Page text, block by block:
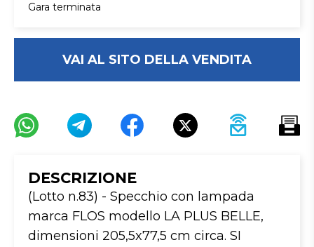
Gara terminata
VAI AL SITO DELLA VENDITA
DESCRIZIONE
(Lotto n.83) - Specchio con lampada
marca FLOS modello LA PLUS BELLE,
dimensioni 205,5x77,5 cm circa. SI